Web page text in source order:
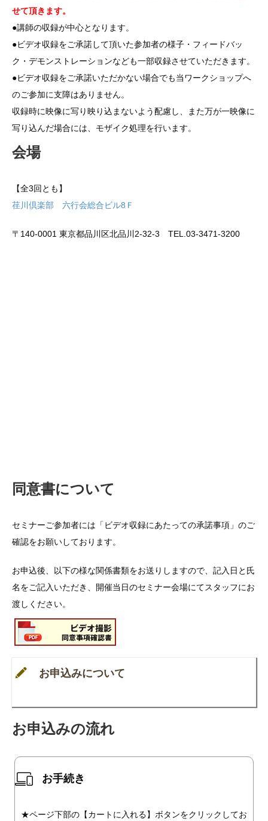
せて頂きます。
●講師の収録が中心となります。
●ビデオ収録をご承諾して頂いた参加者の様子・フィードバッ
ク・デモンストレーションなども一部収録させていただきます。
●ビデオ収録をご承諾いただかない場合でも当ワークショップへ
のご参加に支障はありません。
収録時に映像に写り映り込まないよう配慮し、また万が一映像に
写り込んだ場合には、モザイク処理を行います。
会場
【全3回とも】
荏川倶楽部 六行会総合ビル8Ｆ
〒140-0001 東京都品川区北品川2-32-3 TEL.03-3471-3200
同意書について
セミナーご参加者には「ビデオ収録にあたっての承諾事項」のご
確認をお願いしております。
お申込後、以下の様な関係書類をお送りしますので、記入日と氏
名をご記入いただき、開催当日のセミナー会場にてスタッフにお
渡しください。
お申込みについて
お申込みの流れ
お手続き
★ページ下部の【カートに入れる】ボタンをクリックしてお